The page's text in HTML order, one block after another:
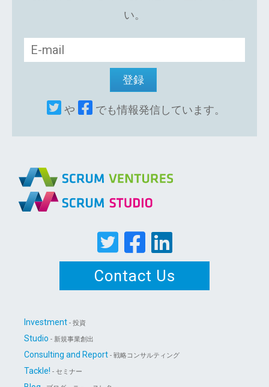
い。
や でも情報発信しています。
Contact Us
Investment - 投資
Studio - 新規事業創出
Consulting and Report - 戦略コンサルティング
Tackle! - セミナー